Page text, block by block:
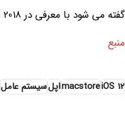
گفته می شود با معرفی در WWDC 2018 که بهار 2018 برگزار می شود، این سیستم عامل سپتامبر دردسترس کاربران قرار می گیرد.
منبع
iOS 12
macstoreاپلسیستم عامل